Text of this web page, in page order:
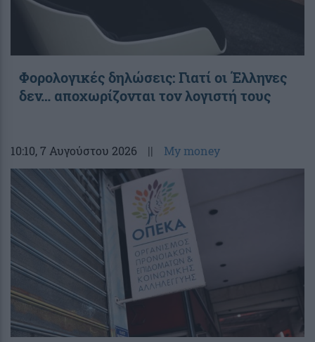
Φορολογικές δηλώσεις: Γιατί οι Έλληνες
δεν… αποχωρίζονται τον λογιστή τους
10:10, 7 Αυγούστου 2026 || My money